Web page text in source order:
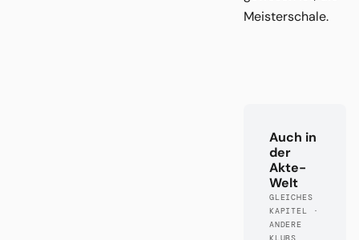
Meisterschale.
Auch in
der
Akte-
Welt
GLEICHES
KAPITEL ·
ANDERE